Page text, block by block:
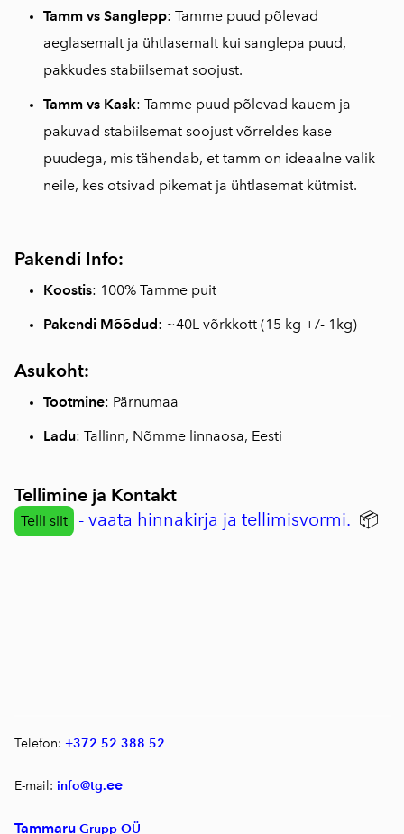
Tamm vs Sanglepp: Tamme puud põlevad
aeglasemalt ja ühtlasemalt kui sanglepa puud,
pakkudes stabiilsemat soojust.
Tamm vs Kask: Tamme puud põlevad kauem ja
pakuvad stabiilsemat soojust võrreldes kase
puudega, mis tähendab, et tamm on ideaalne valik
neile, kes otsivad pikemat ja ühtlasemat kütmist.
Pakendi Info:
Koostis: 100% Tamme puit
Pakendi Mõõdud: ~40L võrkkott (15 kg +/- 1kg)
Asukoht:
Tootmine: Pärnumaa
Ladu: Tallinn, Nõmme linnaosa, Eesti
Tellimine ja Kontakt
Telli siit - vaata hinnakirja ja tellimisvormi. 📦
Telefon: +372 52 388 52
E-mail: info@tg.ee
Tammaru Grupp OÜ